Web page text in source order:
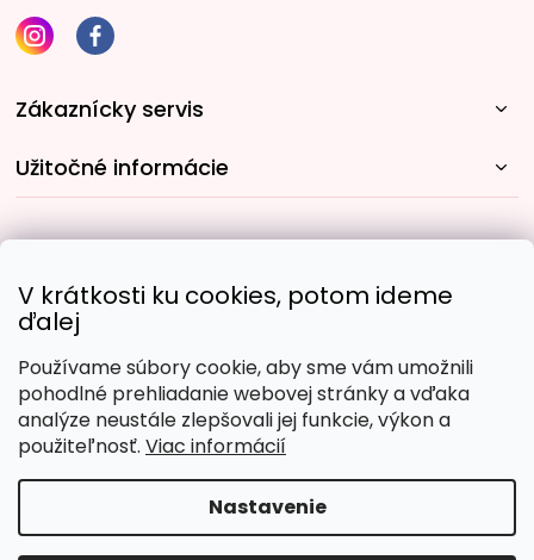
V krátkosti ku cookies, potom ideme
ďalej
Používame súbory cookie, aby sme vám umožnili
pohodlné prehliadanie webovej stránky a vďaka
analýze neustále zlepšovali jej funkcie, výkon a
použiteľnosť. Viac informácií
Nastavenie
Zákaznícky servis
Užitočné informácie
Obľúbené spôsoby platby:
Copyright 2026Malujpodlacisel.sk. Všetky práva